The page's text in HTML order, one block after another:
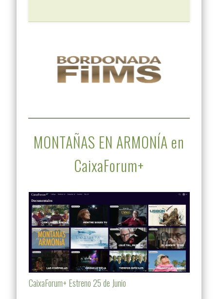
MONTAÑAS EN ARMONÍA en
CaixaForum+
CaixaForum+ Estreno 25 de Junio